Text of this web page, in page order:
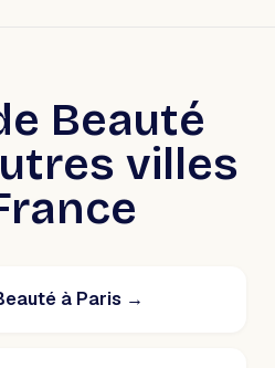
Beauté
villes
à Paris →